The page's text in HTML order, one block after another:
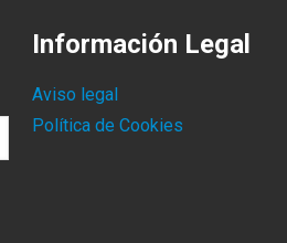
Información Legal
Aviso legal
Política de Cookies